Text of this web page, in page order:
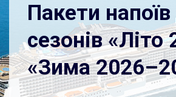
Пакети
сезонів «Літо
«Зима